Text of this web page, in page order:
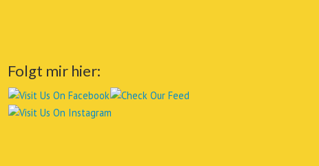
Folgt mir hier: